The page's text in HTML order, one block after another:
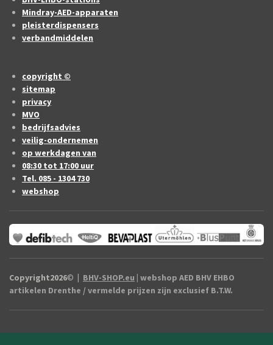
Mindray-AED-apparaten
pleisterdispensers
verbandmiddelen
copyright ©
sitemap
privacy
MVO
bedrijfsadvies
veilig-ondernemen
op werkdagen van
08:30 tot 17:00 uur
Tel. 085 - 1304 730
webshop
Copyright2026© | BHV-SHOP.eu | webshop AED BHV EHBO
artikelen Drenthe / vermelde prijzen zijn exclusief B.T.W.